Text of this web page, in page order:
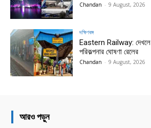
Chandan - 9 August, 2026
দক্ষিণবঙ্গ
Eastern Railway: দেখলে
পরিকল্পনার ঘোষণা রেলের
Chandan - 9 August, 2026
আরও পড়ুন